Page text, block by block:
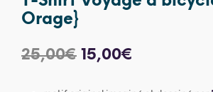
Orage}
25,00€ Le
15,00€